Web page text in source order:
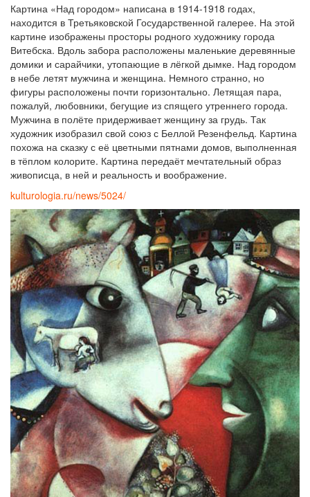
Картина «Над городом» написана в 1914-1918 годах,
находится в Третьяковской Государственной галерее. На этой
картине изображены просторы родного художнику города
Витебска. Вдоль забора расположены маленькие деревянные
домики и сарайчики, утопающие в лёгкой дымке. Над городом
в небе летят мужчина и женщина. Немного странно, но
фигуры расположены почти горизонтально. Летящая пара,
пожалуй, любовники, бегущие из спящего утреннего города.
Мужчина в полёте придерживает женщину за грудь. Так
художник изобразил свой союз с Беллой Резенфельд. Картина
похожа на сказку с её цветными пятнами домов, выполненная
в тёплом колорите. Картина передаёт мечтательный образ
живописца, в ней и реальность и воображение.
kulturologia.ru/news/5024/